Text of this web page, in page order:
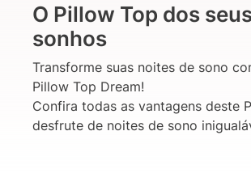
O Pillow Top dos
sonhos
Transforme suas noites de sono
Pillow Top Dream!
Confira todas as vantagens deste
desfrute de noites de sono